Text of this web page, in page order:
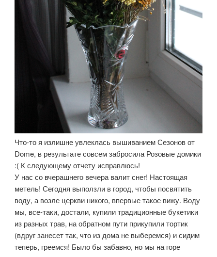
Что-то я излишне увлеклась вышиванием Сезонов от
Dome, в результате совсем забросила Розовые домики
:( К следующему отчету исправлюсь!
У нас со вчерашнего вечера валит снег! Настоящая
метель! Сегодня выползли в город, чтобы посвятить
воду, а возле церкви никого, впервые такое вижу. Воду
мы, все-таки, достали, купили традиционные букетики
из разных трав, на обратном пути прикупили тортик
(вдруг занесет так, что из дома не выберемся) и сидим
теперь, греемся! Было бы забавно, но мы на горе